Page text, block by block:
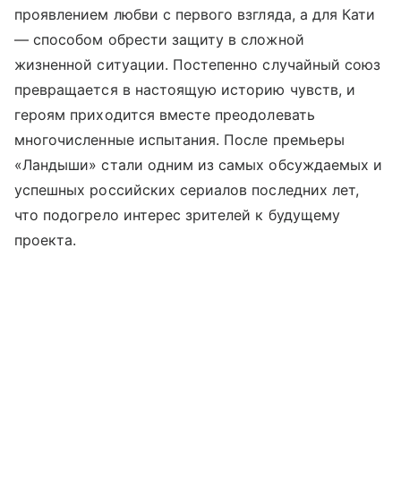
проявлением любви с первого взгляда, а для Кати
— способом обрести защиту в сложной
жизненной ситуации. Постепенно случайный союз
превращается в настоящую историю чувств, и
героям приходится вместе преодолевать
многочисленные испытания. После премьеры
«Ландыши» стали одним из самых обсуждаемых и
успешных российских сериалов последних лет,
что подогрело интерес зрителей к будущему
проекта.